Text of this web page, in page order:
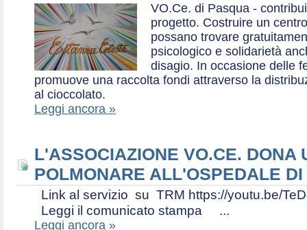
VO.Ce. di Pasqua -
progetto. Costruire un
possano trovare
psicologico e solidarietà
disagio. In occasione delle
promuove una raccolta fondi attraverso la
al cioccolato.
Leggi ancora »
L'ASSOCIAZIONE VO.CE. DONA
POLMONARE ALL'OSPEDALE
Link al servizio su TRM https://youtu.be/
Leggi il comunicato stampa ...
Leggi ancora »